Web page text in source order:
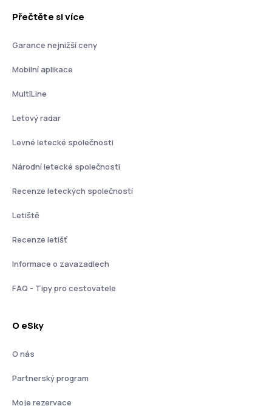
Přečtěte si více
Garance nejnižší ceny
Mobilní aplikace
MultiLine
Letový radar
Levné letecké společnosti
Národní letecké společnosti
Recenze leteckých společností
Letiště
Recenze letišť
Informace o zavazadlech
FAQ - Tipy pro cestovatele
O eSky
O nás
Partnerský program
Moje rezervace